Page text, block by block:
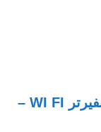
مكيف سبليت أوكس 18000 وحدة انفيرتر WI FI –